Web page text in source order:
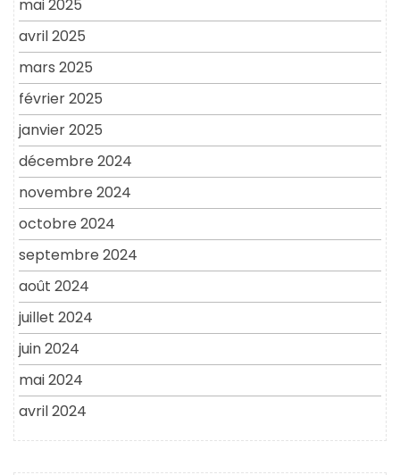
mai 2025
avril 2025
mars 2025
février 2025
janvier 2025
décembre 2024
novembre 2024
octobre 2024
septembre 2024
août 2024
juillet 2024
juin 2024
mai 2024
avril 2024